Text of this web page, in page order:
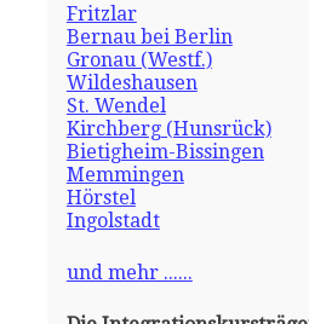
Fritzlar
Bernau bei Berlin
Gronau (Westf.)
Wildeshausen
St. Wendel
Kirchberg (Hunsrück)
Bietigheim-Bissingen
Memmingen
Hörstel
Ingolstadt
und mehr ......